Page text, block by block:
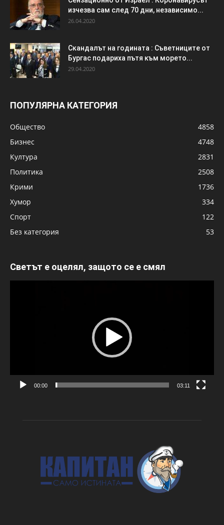
изчезва сам след 70 дни, независимо...
26.04.2020
Скандалът на годината : Съветниците от
Бургас подариха пътя към морето...
29.04.2020
ПОПУЛЯРНА КАТЕГОРИЯ
Общество
4858
Бизнес
4748
Култура
2831
Политика
2508
Крими
1736
Хумор
334
Спорт
122
Без категория
53
Светът е оцелял, защото се е смял
00:00 03:11